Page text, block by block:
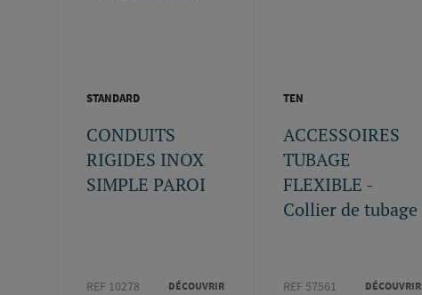
STANDARD
CONDUITS
RIGIDES INOX
SIMPLE PAROI
REF 10278 DÉCOUVRIR
TEN
ACCESSOIRES
TUBAGE
FLEXIBLE -
Collier de tubage
REF 57561 DÉCOUVRIR